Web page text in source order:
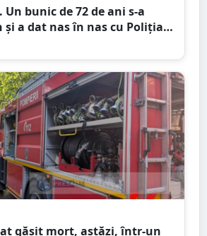
Un bunic de 72 de ani s-a
și a dat nas în nas cu Poliția
găsit mort, astăzi, într-un